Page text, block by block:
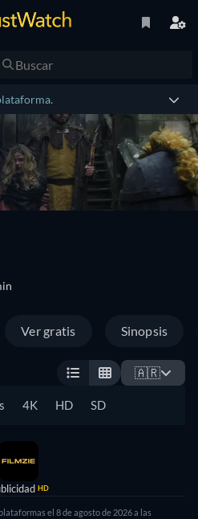
Ver gratis Sinopsis
🇦🇷
4K HD SD
HD
el 8 de agosto de 2026a las